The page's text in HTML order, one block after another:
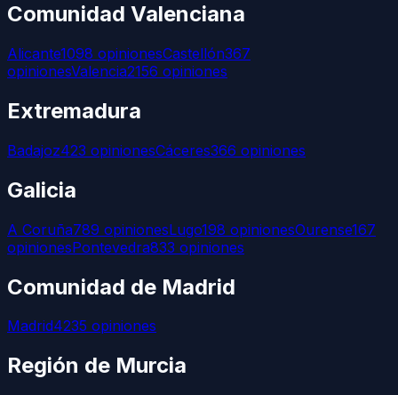
Comunidad Valenciana
Alicante1098 opinionesCastellón367
opinionesValencia2156 opiniones
Extremadura
Badajoz423 opinionesCáceres366 opiniones
Galicia
A Coruña789 opinionesLugo198 opinionesOurense167
opinionesPontevedra833 opiniones
Comunidad de Madrid
Madrid4235 opiniones
Región de Murcia